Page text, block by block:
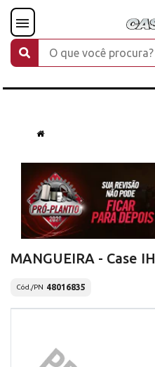
MANGUEIRA - Case IH
Cód./PN 48016835